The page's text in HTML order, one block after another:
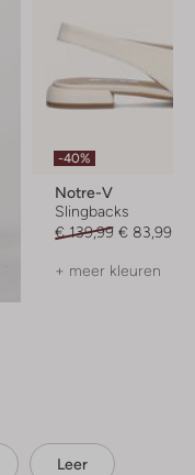
-40%
Notre-V
Slingbacks
€ 139,99 € 83,99
+ meer kleuren
Leer